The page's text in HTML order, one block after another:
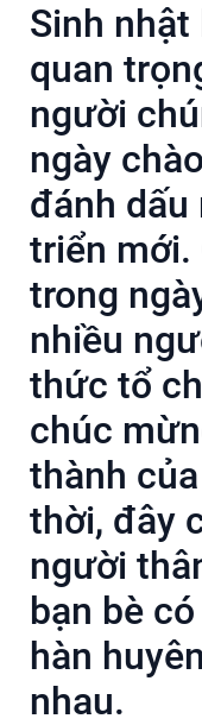
Sinh
quan
người
ngày
đánh
triển mới.
trong
nhiều
thức tổ
chúc
thành
thời, đây
người
bạn bè
hàn
nhau.